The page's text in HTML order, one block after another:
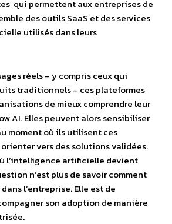
qui permettent aux entreprises de
des outils SaaS et des services
utilisés dans leurs
réels – y compris ceux qui
traditionnels – ces plateformes
de mieux comprendre leur
AI. Elles peuvent alors sensibiliser
moment où ils utilisent ces
vers des solutions validées.
l’intelligence artificielle devient
n’est plus de savoir comment
l’entreprise. Elle est de
son adoption de manière